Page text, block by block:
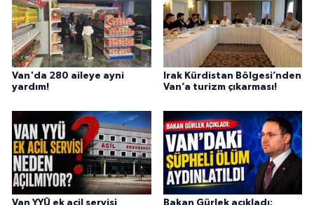
Van'da 280 aileye ayni
yardım!
Irak Kürdistan Bölgesi’nden
Van’a turizm çıkarması!
Van YYÜ ek acil servisi Bakan Gürlek açıkladı: